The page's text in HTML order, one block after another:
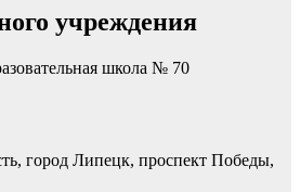
учреждения
школа № 70
город Липецк, проспект Победы,